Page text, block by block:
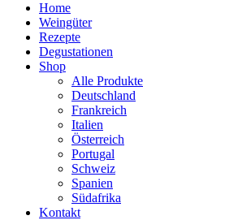
Home
Weingüter
Rezepte
Degustationen
Shop
Alle Produkte
Deutschland
Frankreich
Italien
Österreich
Portugal
Schweiz
Spanien
Südafrika
Kontakt